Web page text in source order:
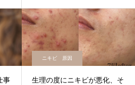
事
ニキビ 原因
生理の度にニキビが悪化、そ